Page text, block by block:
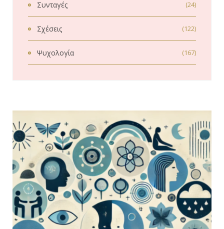
Συνταγές (24)
Σχέσεις (122)
Ψυχολογία (167)